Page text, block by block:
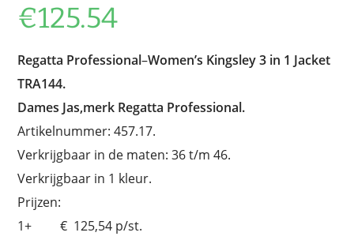
€125.54
Regatta Professional–Women’s Kingsley 3 in 1 Jacket
TRA144.
Dames Jas,merk Regatta Professional.
Artikelnummer: 457.17.
Verkrijgbaar in de maten: 36 t/m 46.
Verkrijgbaar in 1 kleur.
Prijzen:
1+ € 125,54 p/st.